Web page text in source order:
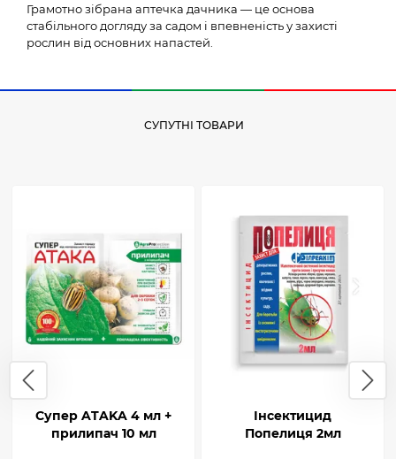
Грамотно зібрана аптечка дачника — це основа
стабільного догляду за садом і впевненість у захисті
рослин від основних напастей.
СУПУТНІ ТОВАРИ
Супер ATAKA 4 мл +
прилипач 10 мл
Інсектицид
Попелиця 2мл